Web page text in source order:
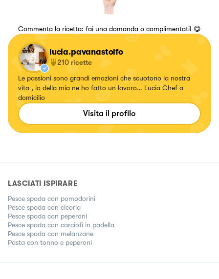
Commenta la ricetta: fai una domanda o complimentati! 😋
lucia.pavanastolfo
210 ricette
Le passioni sono grandi emozioni che scuotono la nostra
vita , io della mia ne ho fatto un lavoro… Lucia Chef a
domicilio
Visita il profilo
LASCIATI ISPIRARE
Pesce spada con pomodorini
Pesce spada con cicoria
Pesce spada con peperoni
Pesce spada con carciofi in padella
Pesce spada con melanzane
Pasta con tonno e peperoni